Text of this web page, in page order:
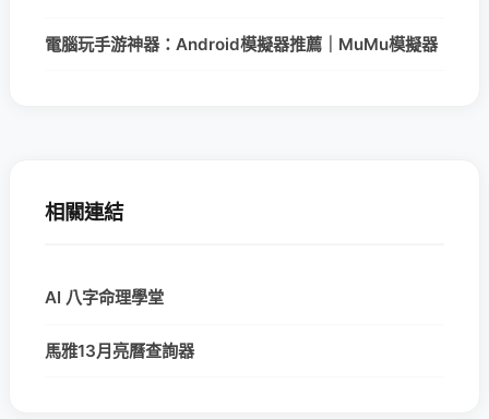
電腦玩手游神器：Android模擬器推薦｜MuMu模擬器
相關連結
AI 八字命理學堂
馬雅13月亮曆查詢器